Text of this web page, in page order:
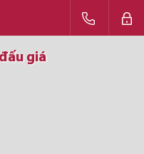
giá
giá
giá